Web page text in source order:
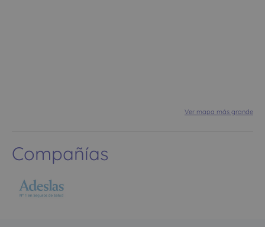
Ver mapa más grande
Compañías